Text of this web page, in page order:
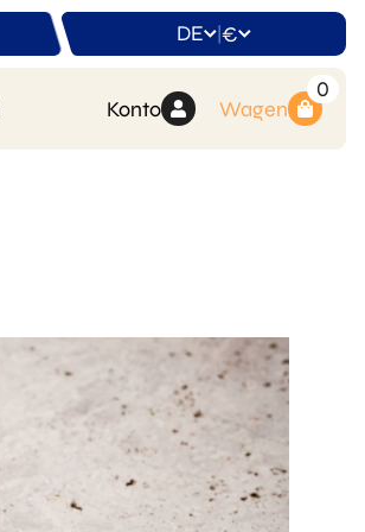
DE | €
Konto
0
Wagen